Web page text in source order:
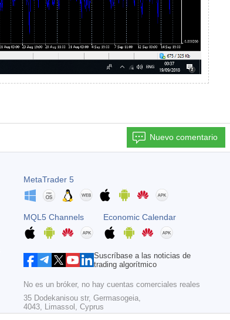
Nuevo comentario
MetaTrader 5
MQL5 Channels Economic Calendar
Suscríbase a las noticias de
trading algorítmico
No es un bróker, no hay cuentas comerciales reales
35 Dodekanisou str, Germasogeia,
4043, Limassol, Cyprus